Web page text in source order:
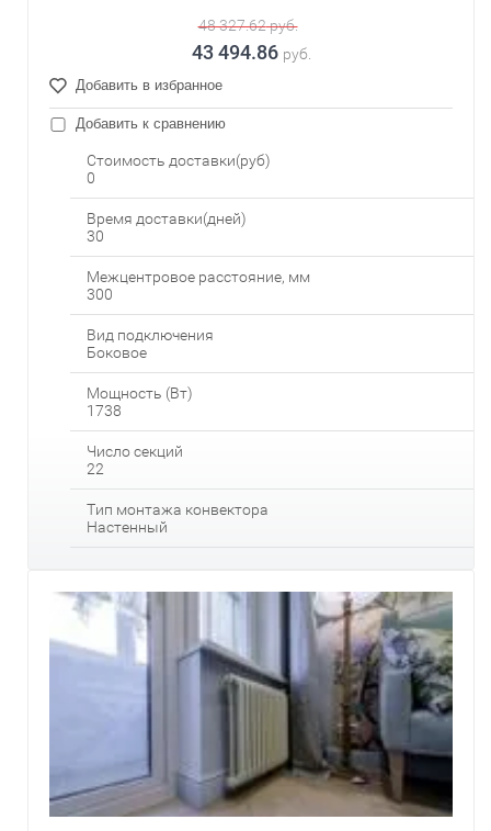
48 327.62руб.
43 494.86 руб.
Добавить в избранное
Добавить к сравнению
Стоимость доставки(руб)
0
Время доставки(дней)
30
Межцентровое расстояние, мм
300
Вид подключения
Боковое
Мощность (Вт)
1738
Число секций
22
Тип монтажа конвектора
Настенный